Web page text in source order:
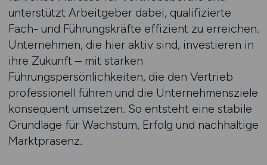
unterstützt Arbeitgeber dabei, qualifizierte
Fach- und Führungskräfte effizient zu erreichen.
Unternehmen, die hier aktiv sind, investieren in
ihre Zukunft – mit starken
Führungspersönlichkeiten, die den Vertrieb
professionell führen und die Unternehmensziele
konsequent umsetzen. So entsteht eine stabile
Grundlage für Wachstum, Erfolg und nachhaltige
Marktpräsenz.